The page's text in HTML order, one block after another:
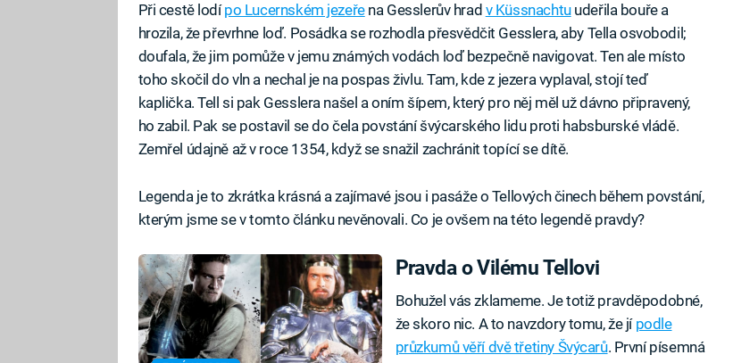
Při cestě lodípo Lucernském jezeřena Gesslerův hrad v Küssnachtuudeřila bouře a
hrozila, že převrhne loď. Posádka se rozhodla přesvědčit Gesslera, aby Tella osvobodil;
doufala, že jim pomůže v jemu známých vodách loď bezpečně navigovat. Ten ale místo
toho skočil do vln a nechal je na pospas živlu. Tam, kde z jezera vyplaval, stojí teď
kaplička. Tell si pak Gesslera našel a oním šípem, který pro něj měl už dávno připravený,
ho zabil. Pak se postavil se do čela povstání švýcarského lidu proti habsburské vládě.
Zemřel údajně až v roce 1354, když se snažil zachránit topící se dítě.
Legenda je to zkrátka krásná a zajímavé jsou i pasáže o Tellových činech během povstání,
kterým jsme se v tomto článku nevěnovali. Co je ovšem na této legendě pravdy?
Pravda o Vilému Tellovi
Bohužel vás zklameme. Je totiž pravděpodobné,
že skoro nic. A to navzdory tomu, že jí podle
průzkumů věří dvě třetiny Švýcarů. První písemná